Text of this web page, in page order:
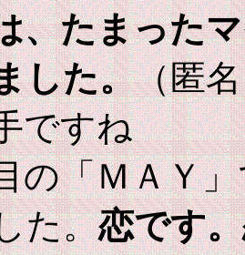
、たまった
した。（匿
ですね
の「ＭＡＹ
た。恋です